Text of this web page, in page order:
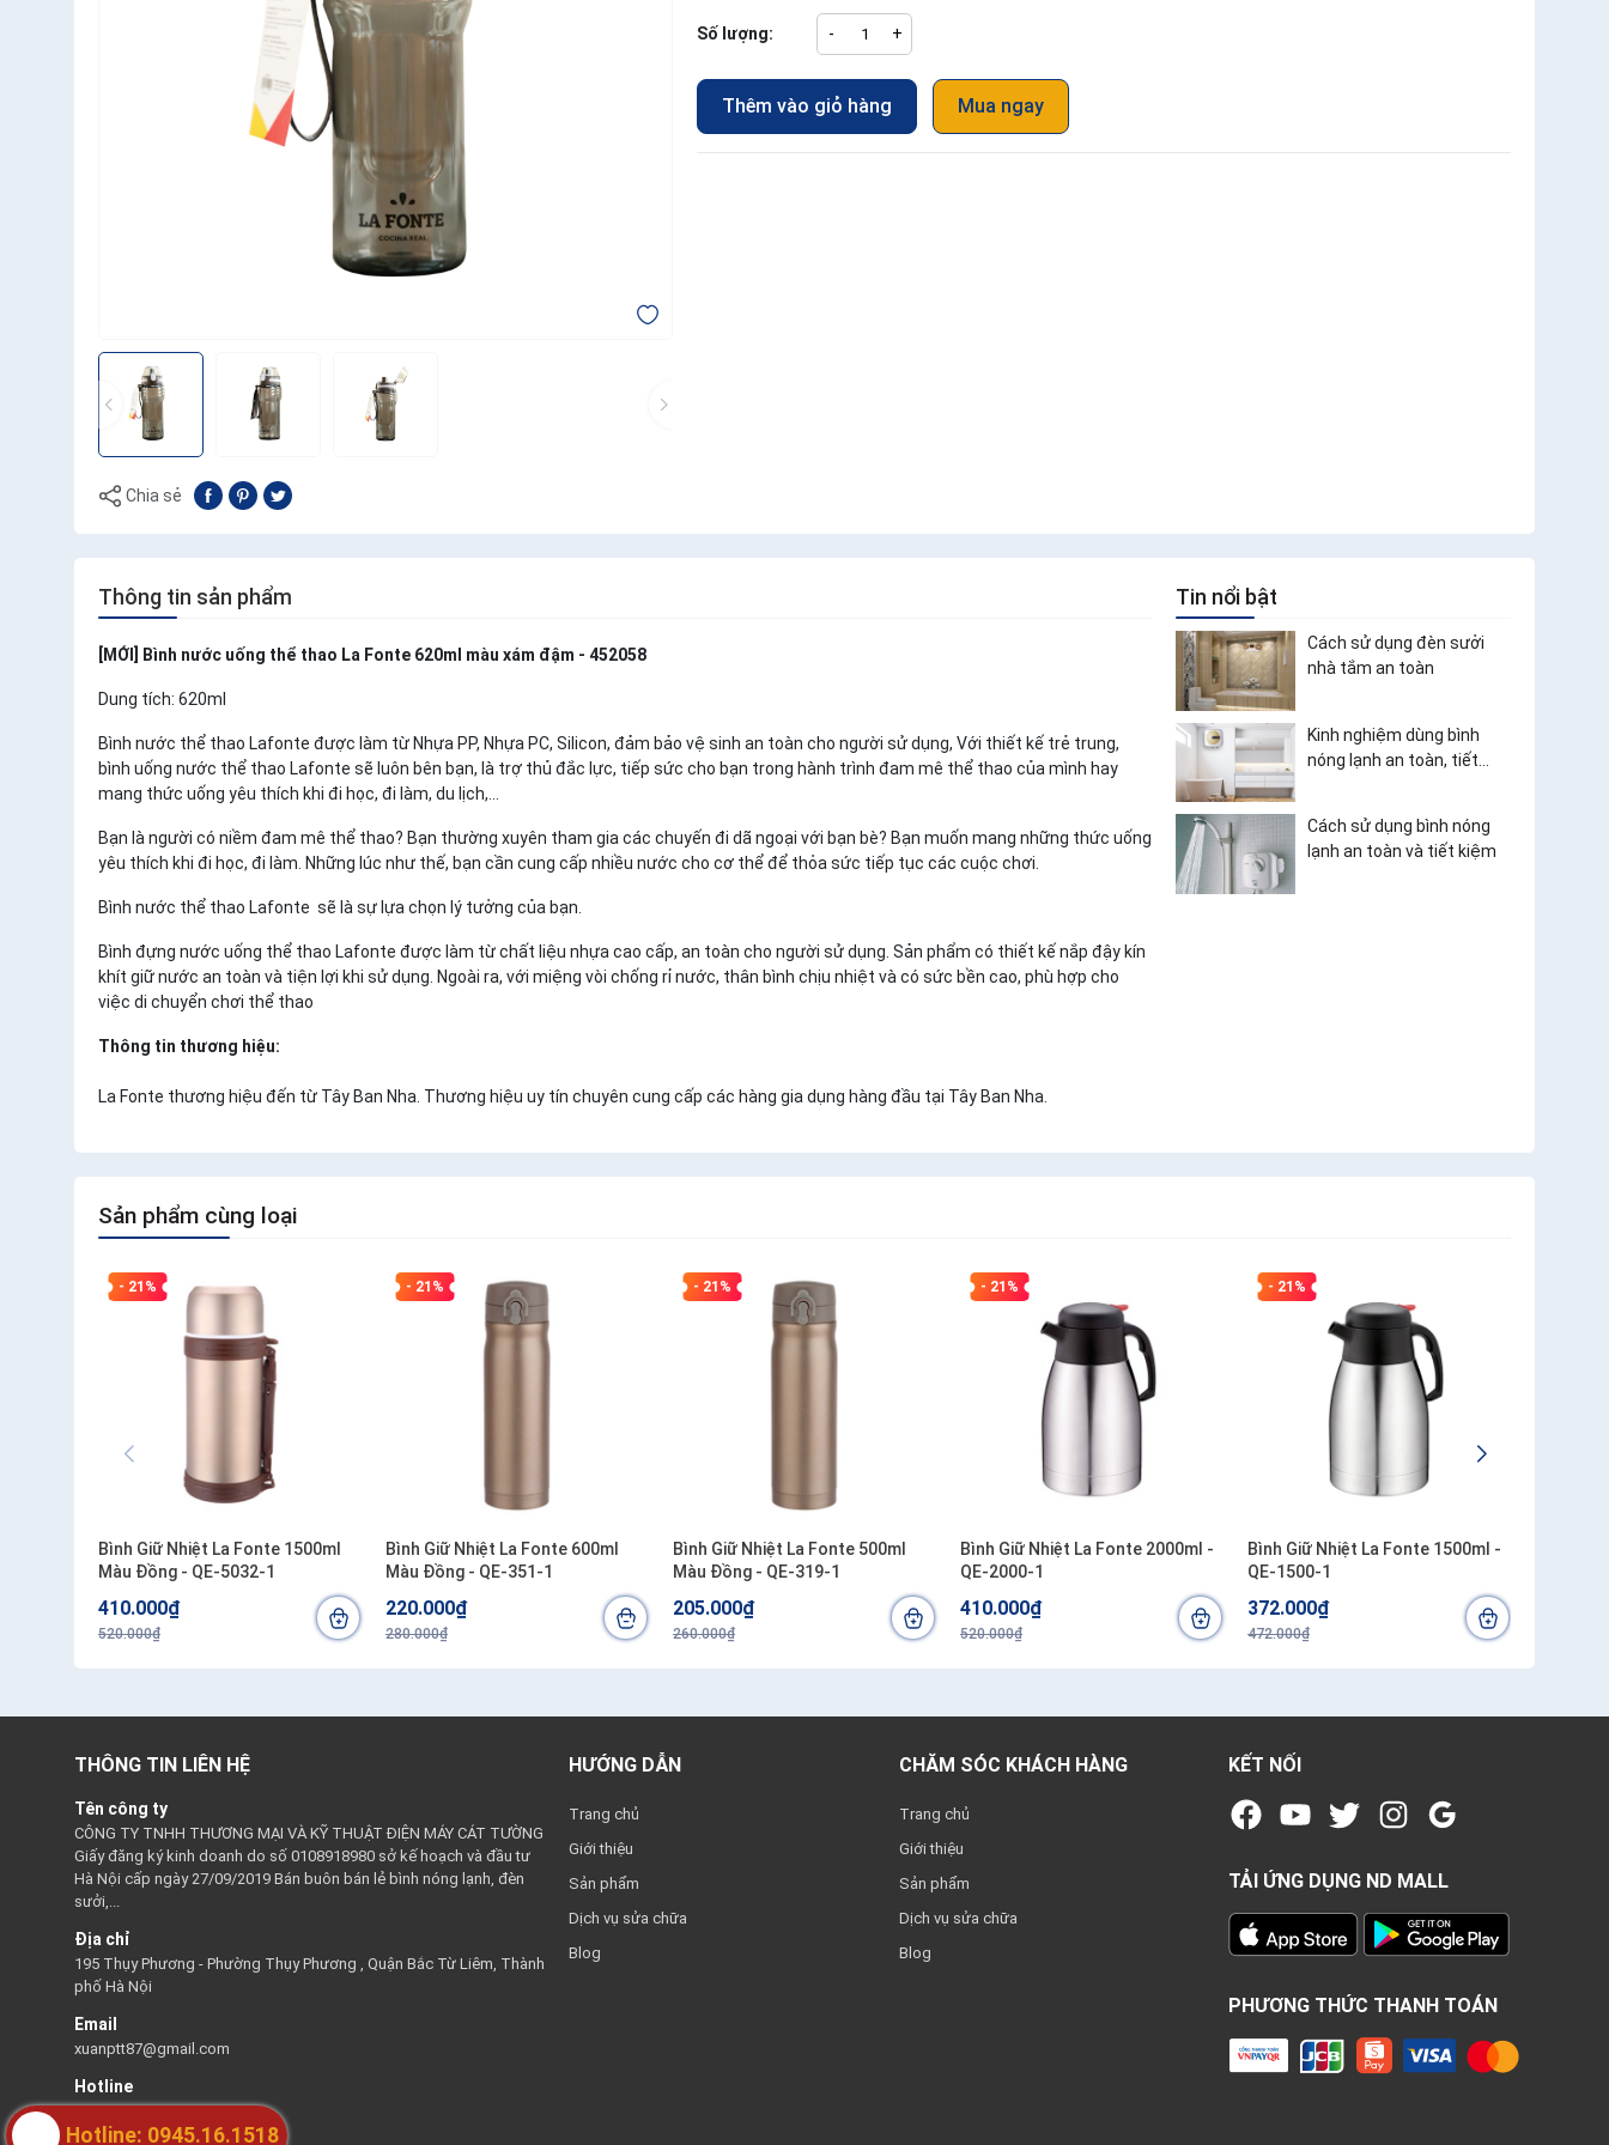
Chia sẻ
Số lượng: - +
Thêm vào giỏ hàng Mua ngay
Thông tin sản phẩm
[MỚI] Bình nước uống thể thao La Fonte 620ml màu xám đậm - 452058
Dung tích: 620ml
Bình nước thể thao Lafonte được làm từ Nhựa PP, Nhựa PC, Silicon, đảm bảo vệ sinh an toàn cho người sử dụng, Với thiết kế trẻ trung,
bình uống nước thể thao Lafonte sẽ luôn bên bạn, là trợ thủ đắc lực, tiếp sức cho bạn trong hành trình đam mê thể thao của mình hay
mang thức uống yêu thích khi đi học, đi làm, du lịch,…
Bạn là người có niềm đam mê thể thao? Bạn thường xuyên tham gia các chuyến đi dã ngoại với bạn bè? Bạn muốn mang những thức uống
yêu thích khi đi học, đi làm. Những lúc như thế, bạn cần cung cấp nhiều nước cho cơ thể để thỏa sức tiếp tục các cuộc chơi.
Bình nước thể thao Lafonte sẽ là sự lựa chọn lý tưởng của bạn.
Bình đựng nước uống thể thao Lafonte được làm từ chất liệu nhựa cao cấp, an toàn cho người sử dụng. Sản phẩm có thiết kế nắp đậy kín
khít giữ nước an toàn và tiện lợi khi sử dụng. Ngoài ra, với miệng vòi chống rỉ nước, thân bình chịu nhiệt và có sức bền cao, phù hợp cho
việc di chuyển chơi thể thao
Thông tin thương hiệu:
La Fonte thương hiệu đến từ Tây Ban Nha. Thương hiệu uy tín chuyên cung cấp các hàng gia dụng hàng đầu tại Tây Ban Nha.
Tin nổi bật
Cách sử dụng đèn sưởi
nhà tắm an toàn
Kinh nghiệm dùng bình
nóng lạnh an toàn, tiết
Cách sử dụng bình nóng
lạnh an toàn và tiết kiệm
Sản phẩm cùng loại
- 21%
Bình Giữ Nhiệt La Fonte 1500ml
Màu Đồng - QE-5032-1
410.000₫
520.000₫
- 21%
Bình Giữ Nhiệt La Fonte 600ml
Màu Đồng - QE-351-1
220.000₫
280.000₫
- 21%
Bình Giữ Nhiệt La Fonte 500ml
Màu Đồng - QE-319-1
205.000₫
260.000₫
- 21%
Bình Giữ Nhiệt La Fonte 2000ml -
QE-2000-1
410.000₫
520.000₫
- 21%
Bình Giữ Nhiệt La Fonte 1500ml -
QE-1500-1
372.000₫
472.000₫
THÔNG TIN LIÊN HỆ
Tên công ty
CÔNG TY TNHH THƯƠNG MẠI VÀ KỸ THUẬT ĐIỆN MÁY CÁT TƯỜNG
Giấy đăng ký kinh doanh do số 0108918980 sở kế hoạch và đầu tư
Hà Nội cấp ngày 27/09/2019 Bán buôn bán lẻ bình nóng lạnh, đèn
sưởi,...
Địa chỉ
195 Thụy Phương - Phường Thụy Phương , Quận Bắc Từ Liêm, Thành
phố Hà Nội
Email
xuanptt87@gmail.com
Hotline
0945161518
HƯỚNG DẪN
Trang chủ
Giới thiệu
Sản phẩm
Dịch vụ sửa chữa
Blog
CHĂM SÓC KHÁCH HÀNG
Trang chủ
Giới thiệu
Sản phẩm
Dịch vụ sửa chữa
Blog
KẾT NỐI
TẢI ỨNG DỤNG ND MALL
PHƯƠNG THỨC THANH TOÁN
Hotline: 0945.16.1518